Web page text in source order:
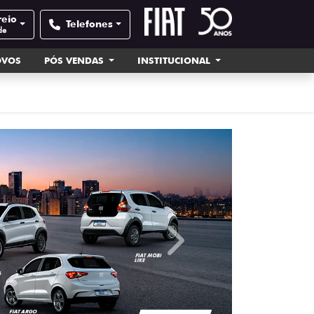
Telefones
PÓS VENDAS INSTITUCIONAL